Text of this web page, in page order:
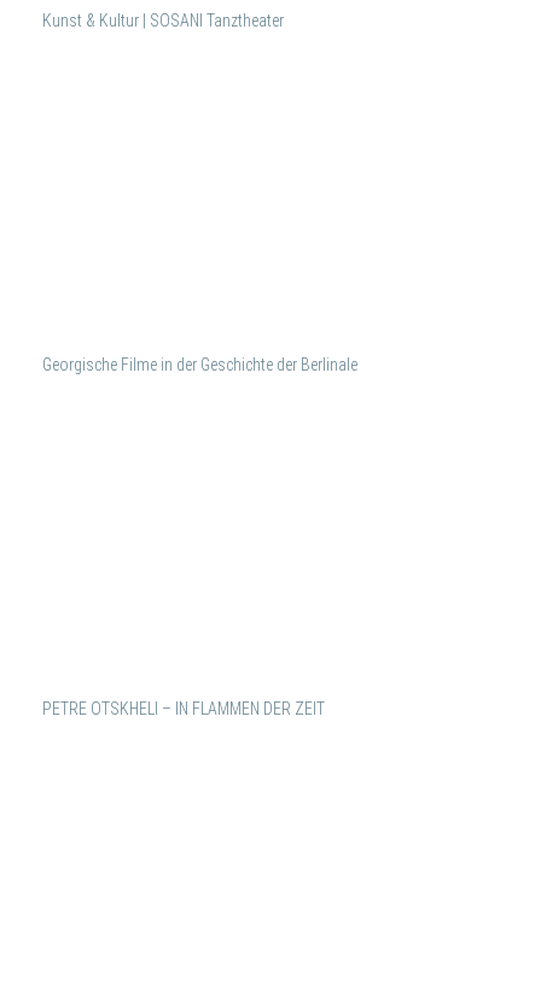
Kunst & Kultur | SOSANI Tanztheater
Georgische Filme in der Geschichte der Berlinale
PETRE OTSKHELI – IN FLAMMEN DER ZEIT